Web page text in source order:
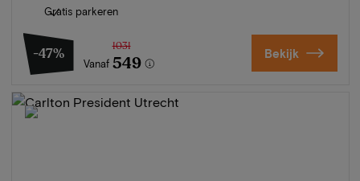
Gratis parkeren
-47%
Vanaf
1031
549 Bekijk